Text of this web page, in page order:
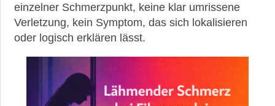
einzelner Schmerzpunkt, keine klar umrissene
Verletzung, kein Symptom, das sich lokalisieren
oder logisch erklären lässt.